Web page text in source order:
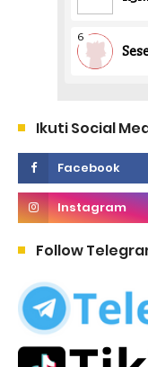
Ikuti Social
Follow